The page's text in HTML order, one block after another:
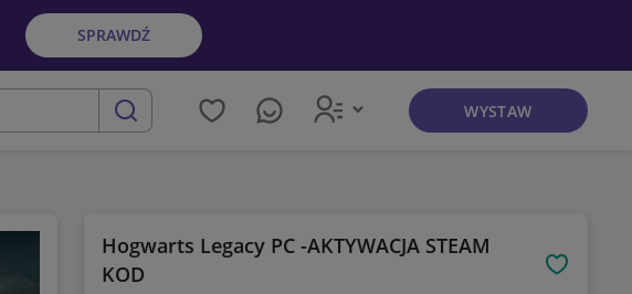
SPRAWDŹ
szukaj
WYSTAW
Hogwarts Legacy PC -AKTYWACJA STEAM
KOD
Obserwuj